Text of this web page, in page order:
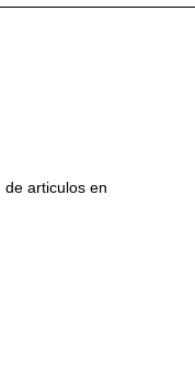
articulos en